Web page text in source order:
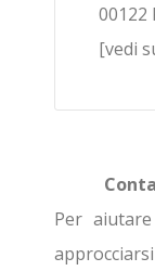
00122
[vedi
Per